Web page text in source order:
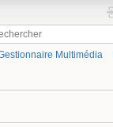
Multimédia